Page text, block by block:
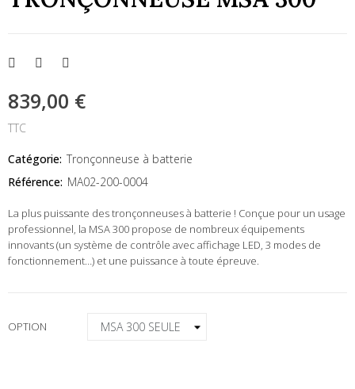
839,00 €
TTC
Catégorie: Tronçonneuse à batterie
Référence: MA02-200-0004
La plus puissante des tronçonneuses à batterie ! Conçue pour un usage
professionnel, la MSA 300 propose de nombreux équipements
innovants (un système de contrôle avec affichage LED, 3 modes de
fonctionnement…) et une puissance à toute épreuve.
OPTION